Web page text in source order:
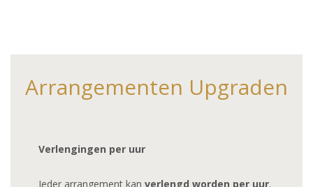
Arrangementen Upgraden
Verlengingen per uur
Ieder arrangement kan verlengd worden per uur.